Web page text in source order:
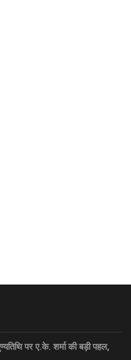
पर ए.के. शर्मा की बड़ी पहल,